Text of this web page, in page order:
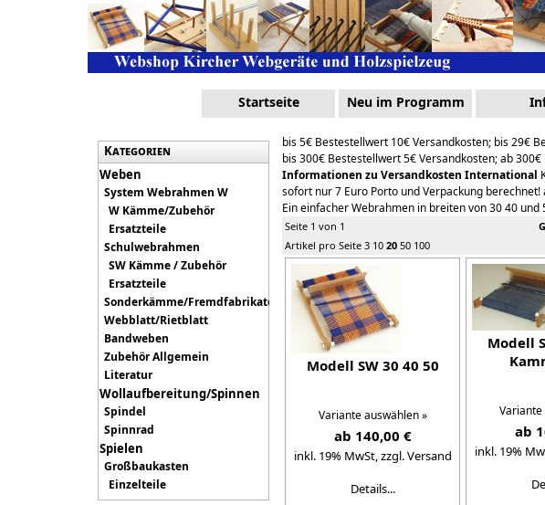
Startseite Neu im Programm
Kategorien
Weben
System Webrahmen W
W Kämme/Zubehör
Ersatzteile
Schulwebrahmen
SW Kämme / Zubehör
Ersatzteile
Sonderkämme/Fremdfabrikate
Webblatt/Rietblatt
Bandweben
Zubehör Allgemein
Literatur
Wollaufbereitung/Spinnen
Spindel
Spinnrad
Spielen
Großbaukasten
Einzelteile
bis 5€ Bestestellwert 10€ Versandkosten; bis 29€
bis 300€ Bestestellwert 5€ Versandkosten; ab
Informationen zu Versandkosten International
sofort nur 7 Euro Porto und Verpackung
Ein einfacher Webrahmen in breiten von 30 40
Seite 1 von 1
Artikel pro Seite 3 10 20 50 100
Modell SW 30 40 50
Variante auswählen »
ab 140,00 €
inkl. 19% MwSt,zzgl. Versand
Details...
Modell
Variante
ab
inkl. 19%